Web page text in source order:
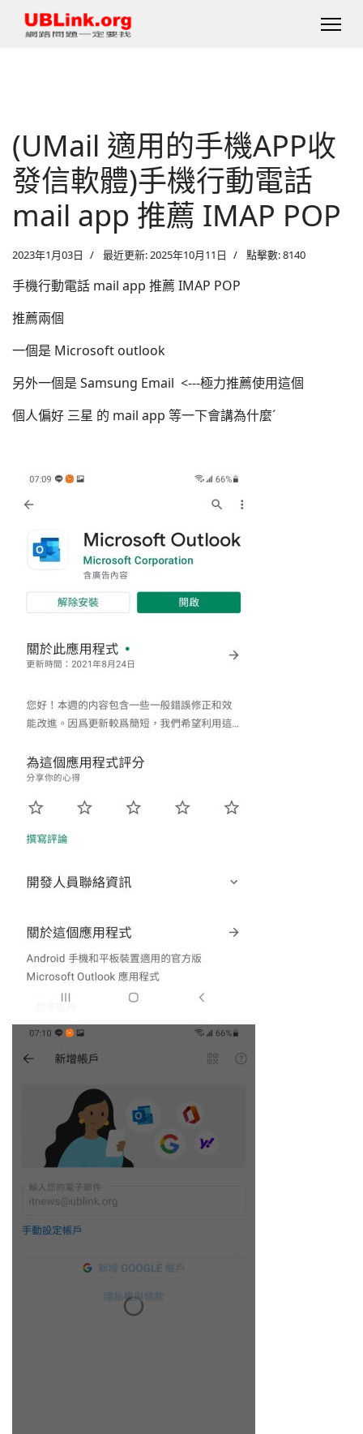
(UMail 適用的手機APP收
發信軟體)手機行動電話
mail app 推薦 IMAP POP
2023年1月03日 最近更新: 2025年10月11日 點擊數: 8140
手機行動電話 mail app 推薦 IMAP POP
推薦兩個
一個是 Microsoft outlook
另外一個是 Samsung Email <---極力推薦使用這個
個人偏好 三星 的 mail app 等一下會講為什麼ˊ